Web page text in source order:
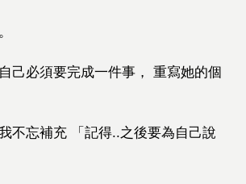
己必須要完成一件事， 重寫她的個
不忘補充 「記得..之後要為自己說